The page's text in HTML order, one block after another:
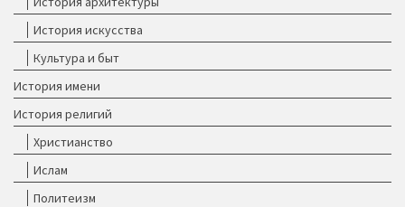
История искусства
Культура и быт
История имени
История религий
Христианство
Ислам
Политеизм